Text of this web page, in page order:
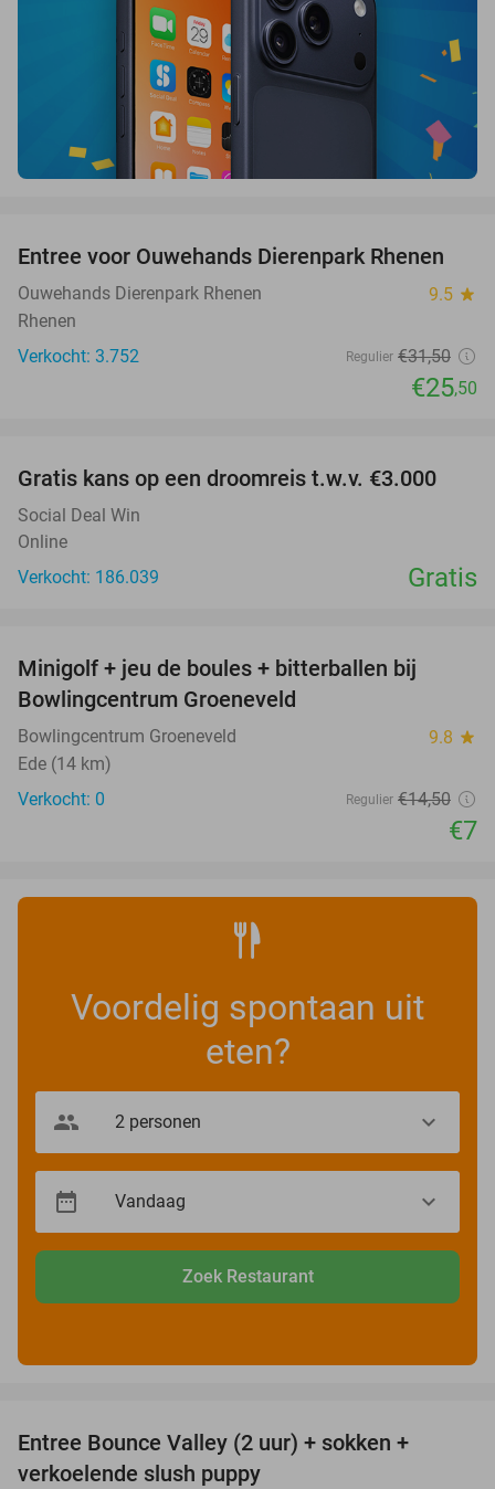
19%
Entree voor Ouwehands Dierenpark Rhenen
Ouwehands Dierenpark Rhenen 9.5 star
Rhenen
Verkocht: 3.752
Regulier €31,50
€25,50
Gratis kans op een droomreis t.w.v. €3.000
Social Deal Win
Online
Verkocht: 186.039
Gratis
NEW
TODAY
Minigolf + jeu de boules + bitterballen bij
Bowlingcentrum Groeneveld
Bowlingcentrum Groeneveld 9.8 star
Ede (14 km)
Verkocht: 0
Regulier €14,50
€7
Voordelig spontaan uit
eten?
Zoek Restaurant
Entree Bounce Valley (2 uur) + sokken +
verkoelende slush puppy